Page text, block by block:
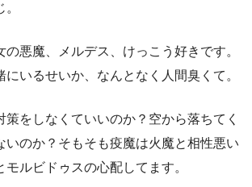
の悪魔、メルデス、けっこう好きです。
にいるせいか、なんとなく人間臭くて。
策をしなくていいのか？空から落ちてく
いのか？そもそも疫魔は火魔と相性悪い
モルビドゥスの心配してます。